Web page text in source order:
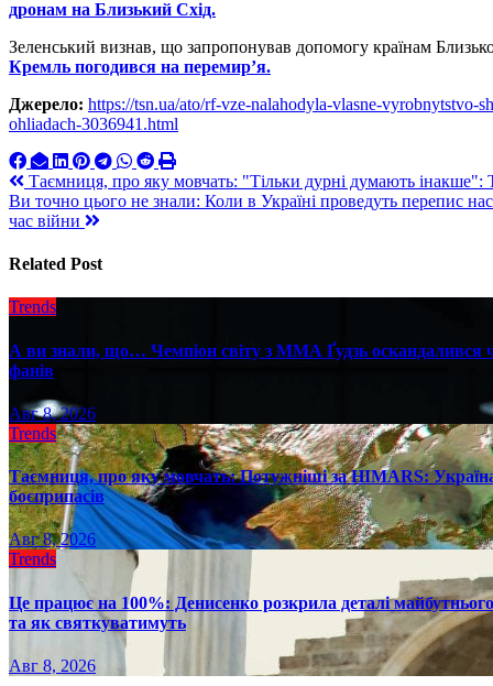
дронам на Близький Схід.
Зеленський визнав, що запропонував допомогу країнам
Кремль погодився на перемир’я.
Джерело: https://tsn.ua/ato/rf-vze-nalahodyla-vlasne-
ohliadach-3036941.html
Навигация
по
Таємниця, про яку мовчать: "Тільки дурні думають інакше":
Ви точно цього не знали: Коли в Україні проведуть перепис
час війни
Related Post
Trends
А ви знали, що… Чемпіон світу з ММА Ґудзь оскандалився
фанів
Авг 8, 2026
Trends
Таємниця, про яку мовчать: Потужніші за HIMARS:
боєприпасів
Авг 8, 2026
Trends
Це працює на 100%: Денисенко розкрила деталі майбутнього
та як святкуватимуть
Авг 8, 2026